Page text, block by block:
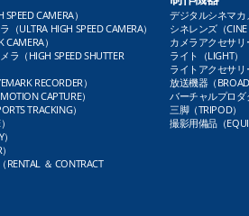
CAMERA）
ULTRA HIGH SPEED CAMERA）
）
（HIGH SPEED SHUTTER
RECORDER）
CAPTURE）
TRACKING）
＆ CONTRACT
デジタルシネマカ
シネレンズ（CINE
カメラアクセサリ
ライト（LIGHT）
ライトアクセサリ
放送機器（
バーチャルプロダ
三脚（TRIPOD）
撮影用備品（